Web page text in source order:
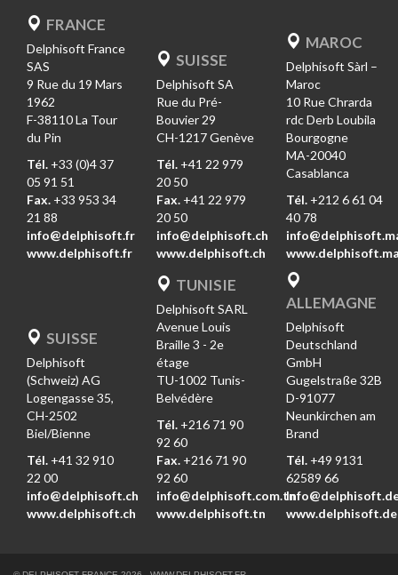
FRANCE
Delphisoft France
SAS
9 Rue du 19 Mars
1962
F-38110 La Tour
du Pin
Tél. +33 (0)4 37
05 91 51
Fax. +33 953 34
21 88
info@delphisoft.fr
www.delphisoft.fr
SUISSE
Delphisoft SA
Rue du Pré-
Bouvier 29
CH-1217 Genève
Tél. +41 22 979
20 50
Fax. +41 22 979
20 50
info@delphisoft.ch
www.delphisoft.ch
MAROC
Delphisoft Sàrl –
Maroc
10 Rue Chrarda
rdc Derb Loubila
Bourgogne
MA-20040
Casablanca
Tél. +212 6 61 04
40 78
SUISSE
Delphisoft
(Schweiz) AG
Logengasse 35,
CH-2502
Biel/Bienne
Tél. +41 32 910
22 00
info@delphisoft.ch
www.delphisoft.ch
TUNISIE
Delphisoft SARL
Avenue Louis
Braille 3 - 2e
étage
TU-1002 Tunis-
Belvédère
Tél. +216 71 90
92 60
Fax. +216 71 90
92 60
info@delphisoft.com.tn
www.delphisoft.tn
ALLEMAGNE
Delphisoft
Deutschland
GmbH
Gugelstraße 32B
D-91077
Neunkirchen am
Brand
Tél. +49 9131
62589 66
www.delphisoft.de